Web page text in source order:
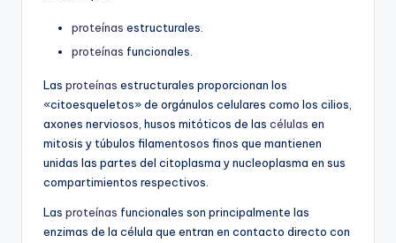
proteínas estructurales.
proteínas funcionales.
Las proteínas estructurales proporcionan los
«citoesqueletos» de orgánulos celulares como los cilios,
axones nerviosos, husos mitóticos de las células en
mitosis y túbulos filamentosos finos que mantienen
unidas las partes del citoplasma y nucleoplasma en sus
compartimientos respectivos.
Las proteínas funcionales son principalmente las
enzimas de la célula que entran en contacto directo con